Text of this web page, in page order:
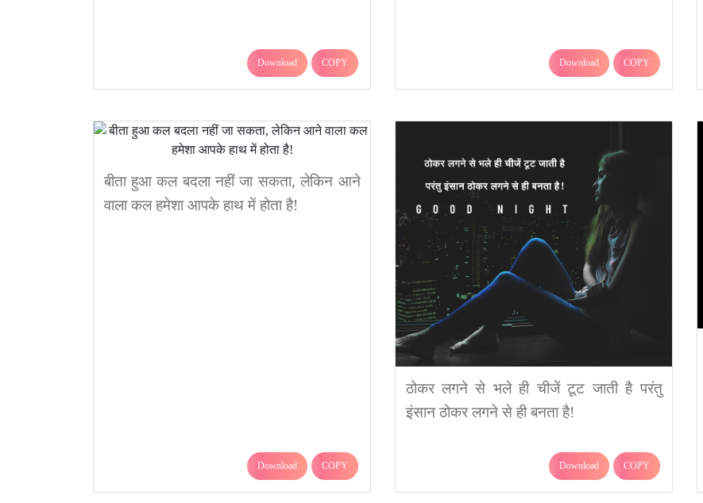
Download COPY Download COPY
बीता हुआ कल बदला नहीं जा सकता, लेकिन आने
वाला कल हमेशा आपके हाथ में होता है!
Download COPY
ठोकर लगने से भले ही चीजें टूट जाती है परंतु
इंसान ठोकर लगने से ही बनता है!
Download COPY